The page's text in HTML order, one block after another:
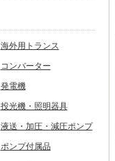
海外用トランス
コンバーター
発電機
投光機・照明器具
液送・加圧・減圧ポンプ
ポンプ付属品